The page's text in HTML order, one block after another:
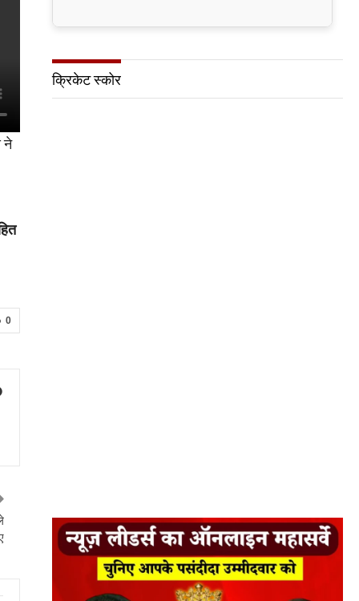
ने
0
क्रिकेट स्कोर